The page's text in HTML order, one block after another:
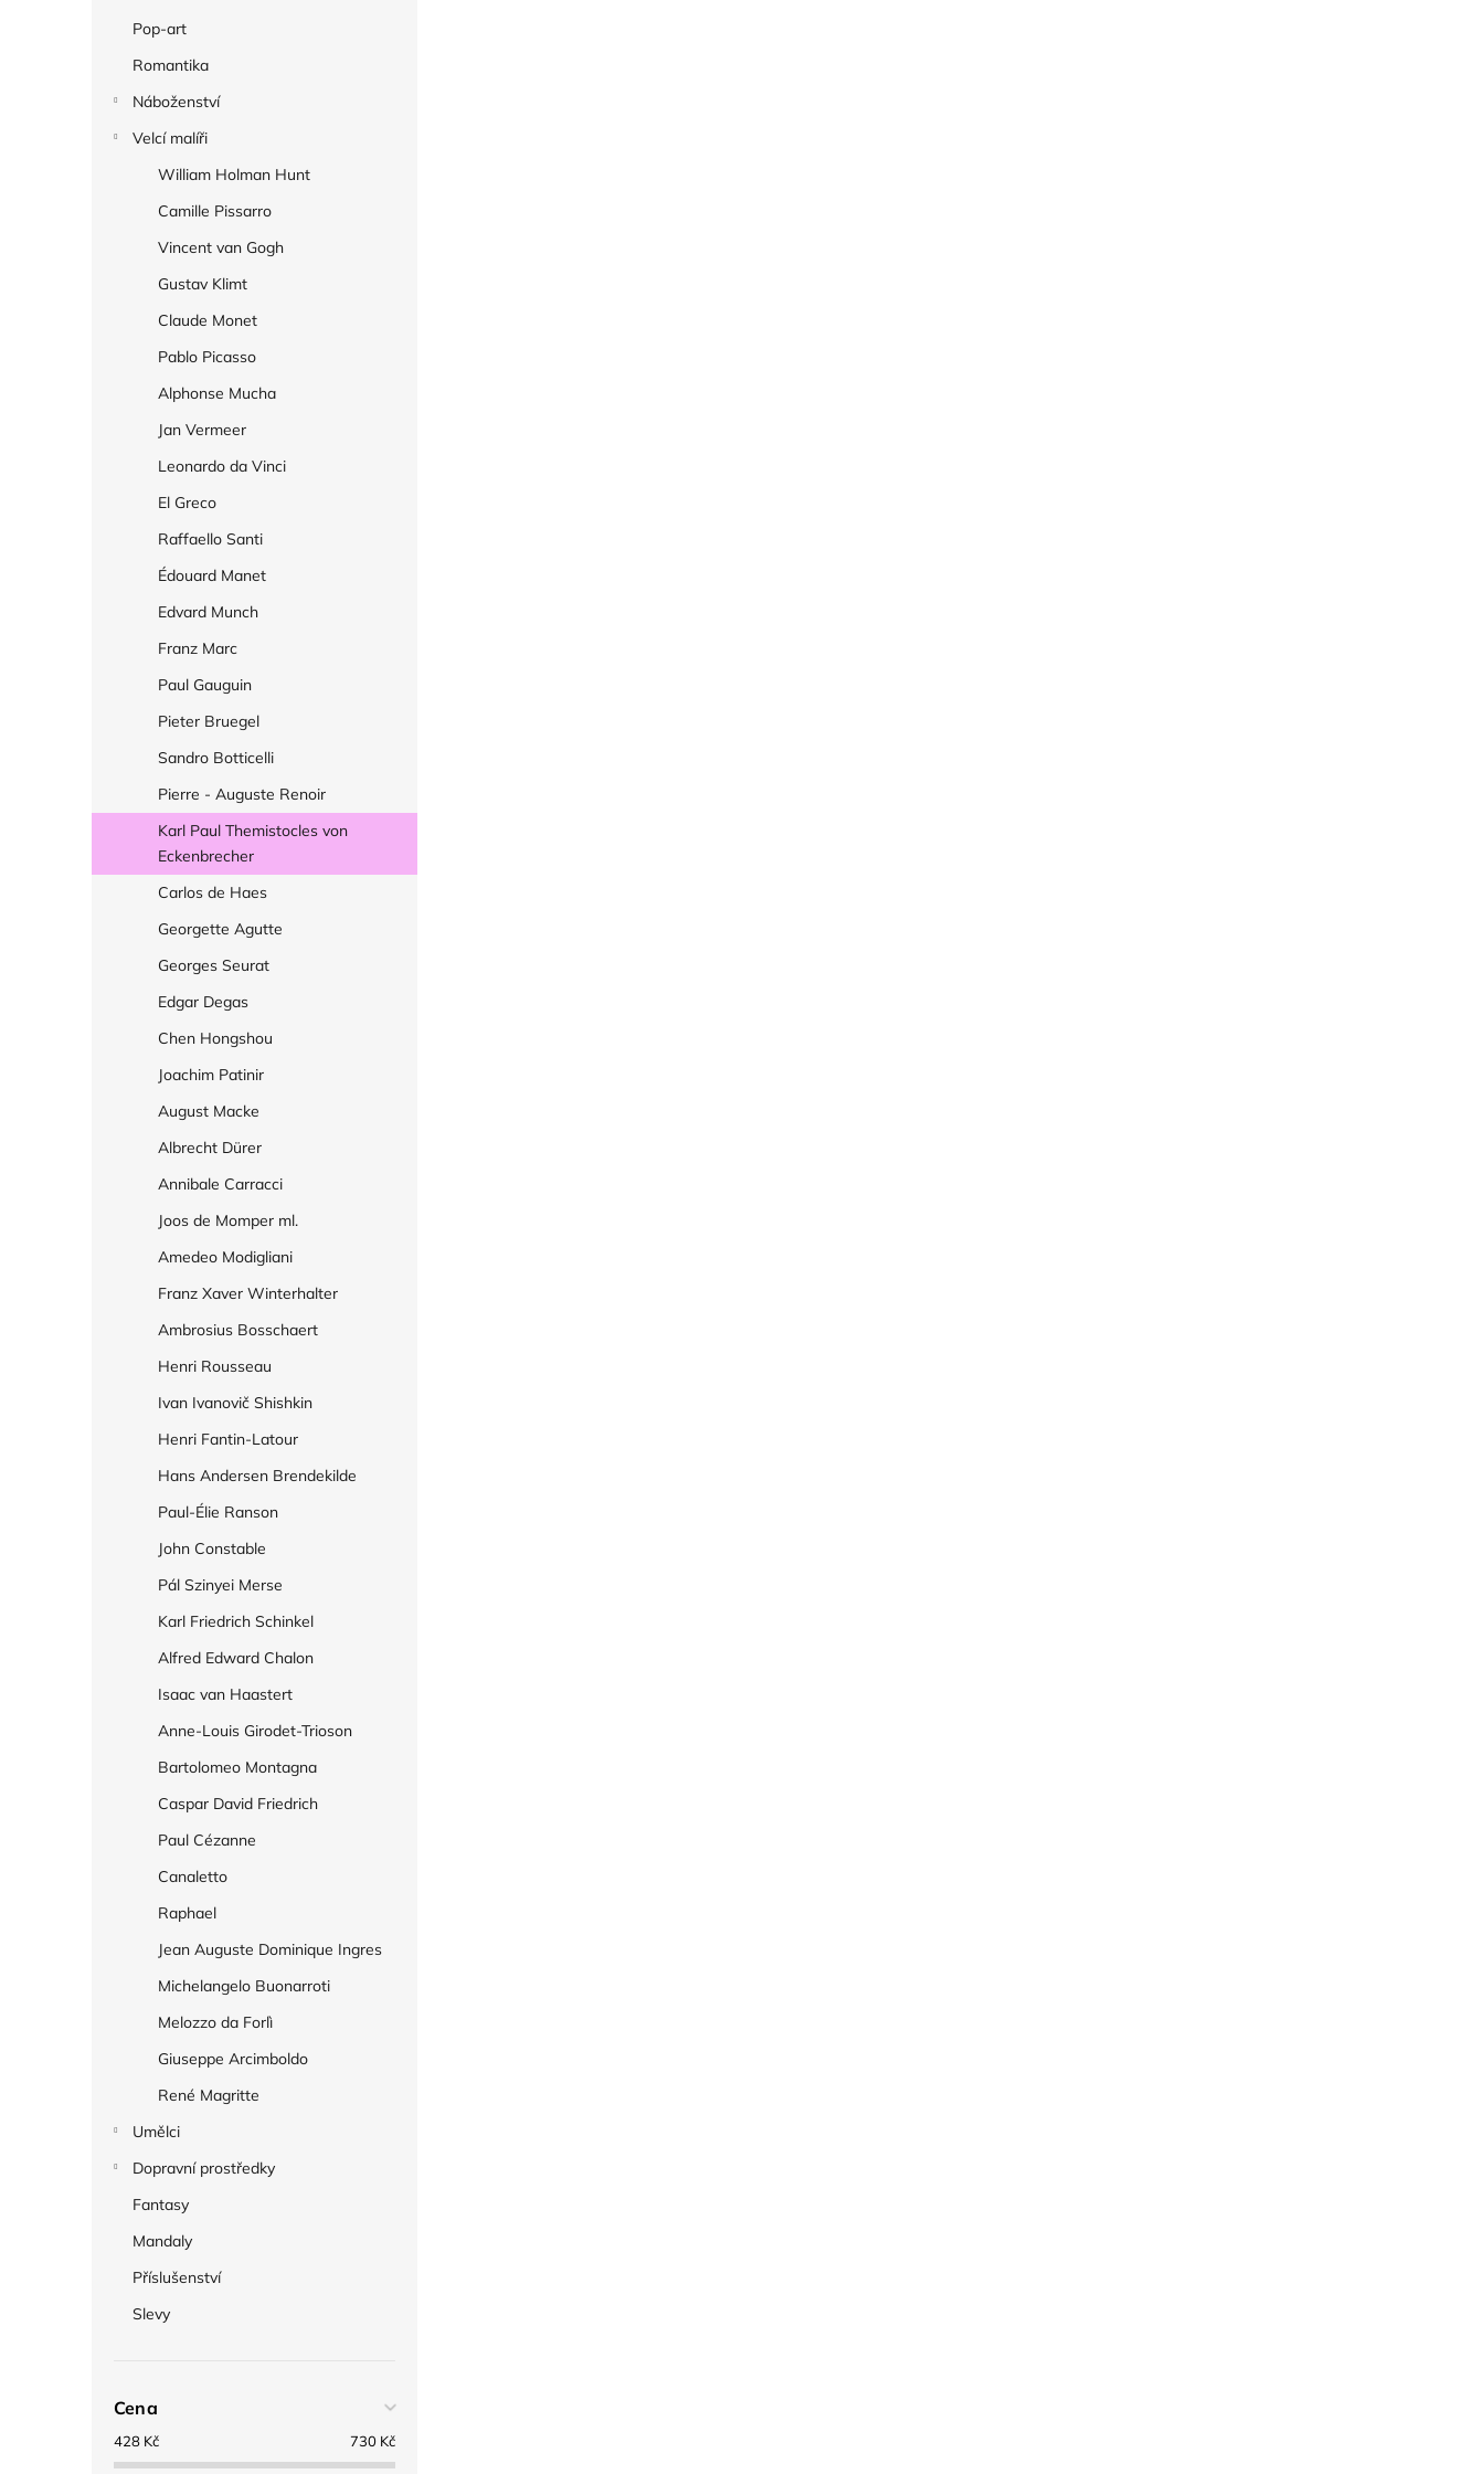
Pop-art
Romantika
Náboženství
Velcí malíři
William Holman Hunt
Camille Pissarro
Vincent van Gogh
Gustav Klimt
Claude Monet
Pablo Picasso
Alphonse Mucha
Jan Vermeer
Leonardo da Vinci
El Greco
Raffaello Santi
Édouard Manet
Edvard Munch
Franz Marc
Paul Gauguin
Pieter Bruegel
Sandro Botticelli
Pierre - Auguste Renoir
Karl Paul Themistocles von
Eckenbrecher
Carlos de Haes
Georgette Agutte
Georges Seurat
Edgar Degas
Chen Hongshou
Joachim Patinir
August Macke
Albrecht Dürer
Annibale Carracci
Joos de Momper ml.
Amedeo Modigliani
Franz Xaver Winterhalter
Ambrosius Bosschaert
Henri Rousseau
Ivan Ivanovič Shishkin
Henri Fantin-Latour
Hans Andersen Brendekilde
Paul-Élie Ranson
John Constable
Pál Szinyei Merse
Karl Friedrich Schinkel
Alfred Edward Chalon
Isaac van Haastert
Anne-Louis Girodet-Trioson
Bartolomeo Montagna
Caspar David Friedrich
Paul Cézanne
Canaletto
Raphael
Jean Auguste Dominique Ingres
Michelangelo Buonarroti
Melozzo da Forlì
Giuseppe Arcimboldo
René Magritte
Umělci
Dopravní prostředky
Fantasy
Mandaly
Příslušenství
Slevy
Cena
428 Kč 730 Kč